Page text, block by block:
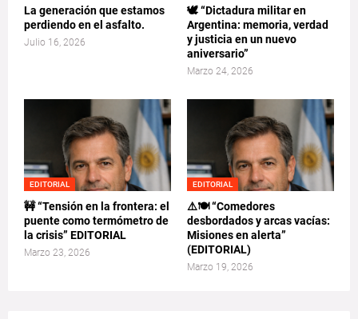
La generación que estamos
perdiendo en el asfalto.
Julio 16, 2026
🕊️ “Dictadura militar en
Argentina: memoria, verdad
y justicia en un nuevo
aniversario”
Marzo 24, 2026
EDITORIAL
🚧 “Tensión en la frontera: el
puente como termómetro de
la crisis” EDITORIAL
Marzo 23, 2026
EDITORIAL
⚠️🍽️ “Comedores
desbordados y arcas vacías:
Misiones en alerta”
(EDITORIAL)
Marzo 19, 2026